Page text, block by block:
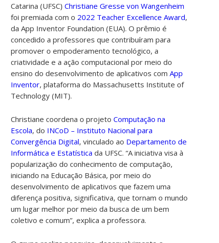
Catarina (UFSC)Christiane Gresse von Wangenheim
foi premiada com o 2022 Teacher Excellence Award,
da App Inventor Foundation (EUA). O prêmio é
concedido a professores que contribuíram para
promover o empoderamento tecnológico, a
criatividade e a ação computacional por meio do
ensino do desenvolvimento de aplicativos comApp
Inventor, plataforma do Massachusetts Institute of
Technology (MIT).
Christiane coordena o projeto Computação na
Escola, do INCoD – Instituto Nacional para
Convergência Digital, vinculado ao Departamento de
Informática e Estatística da UFSC. “A iniciativa visa à
popularização do conhecimento de computação,
iniciando na Educação Básica, por meio do
desenvolvimento de aplicativos que fazem uma
diferença positiva, significativa, que tornam o mundo
um lugar melhor por meio da busca de um bem
coletivo e comum”, explica a professora.